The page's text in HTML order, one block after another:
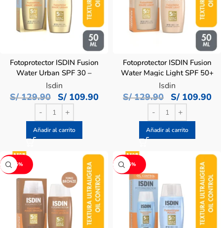
Fotoprotector ISDIN Fusion
Water Urban SPF 30 –
Frasco 50 ML
Isdin
S/129.90 S/109.90
Añadir al carrito
Fotoprotector ISDIN Fusion
Water Magic Light SPF 50+
– Frasco 50 ML
Isdin
S/129.90 S/109.90
Añadir al carrito
-15% -15%